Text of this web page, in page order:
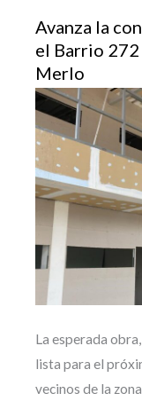
Avanza la
el Barrio
Merlo
La esperada
lista para el
vecinos de la